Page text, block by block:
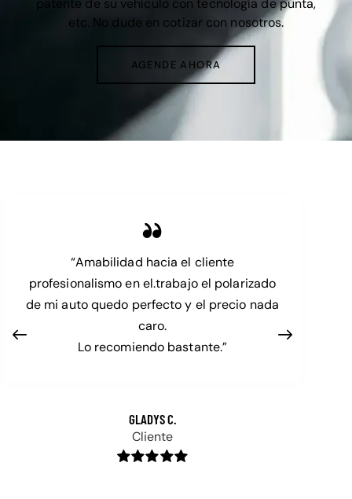
patente de su vehículo con tecnología de punta,
etc. No dude en cotizar con nosotros.
AGENDE AHORA
“Amabilidad hacia el cliente
profesionalismo en el.trabajo el polarizado
de mi auto quedo perfecto y el precio nada
caro.
Lo recomiendo bastante.”
GLADYS C.
Cliente